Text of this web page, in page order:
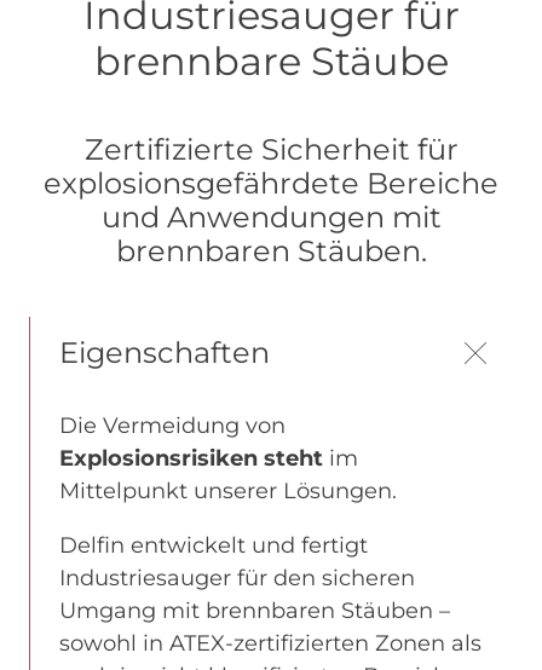
Industriesauger für
brennbare Stäube
Zertifizierte Sicherheit für
explosionsgefährdete Bereiche
und Anwendungen mit
brennbaren Stäuben.
Eigenschaften
Die Vermeidung von
Explosionsrisiken steht im
Mittelpunkt unserer Lösungen.
Delfin entwickelt und fertigt
Industriesauger für den sicheren
Umgang mit brennbaren Stäuben –
sowohl in ATEX-zertifizierten Zonen als